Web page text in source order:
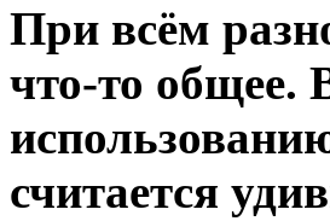
При всём
что-то общее.
считается